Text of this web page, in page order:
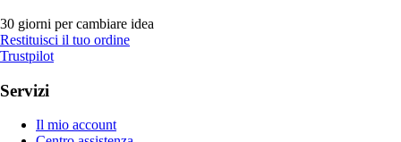
30 giorni per cambiare idea
Restituisci il tuo ordine
Trustpilot
Servizi
Il mio account